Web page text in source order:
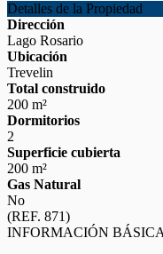
Detalles de la Propiedad
Dirección
Lago Rosario
Ubicación
Trevelin
Total construido
200 m²
Dormitorios
2
Superficie cubierta
200 m²
Gas Natural
No
(REF. 871)
INFORMACIÓN BÁSICA